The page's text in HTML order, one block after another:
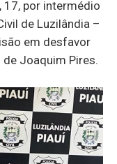
17, por intermédio
de Luzilândia –
em desfavor
de Joaquim Pires.